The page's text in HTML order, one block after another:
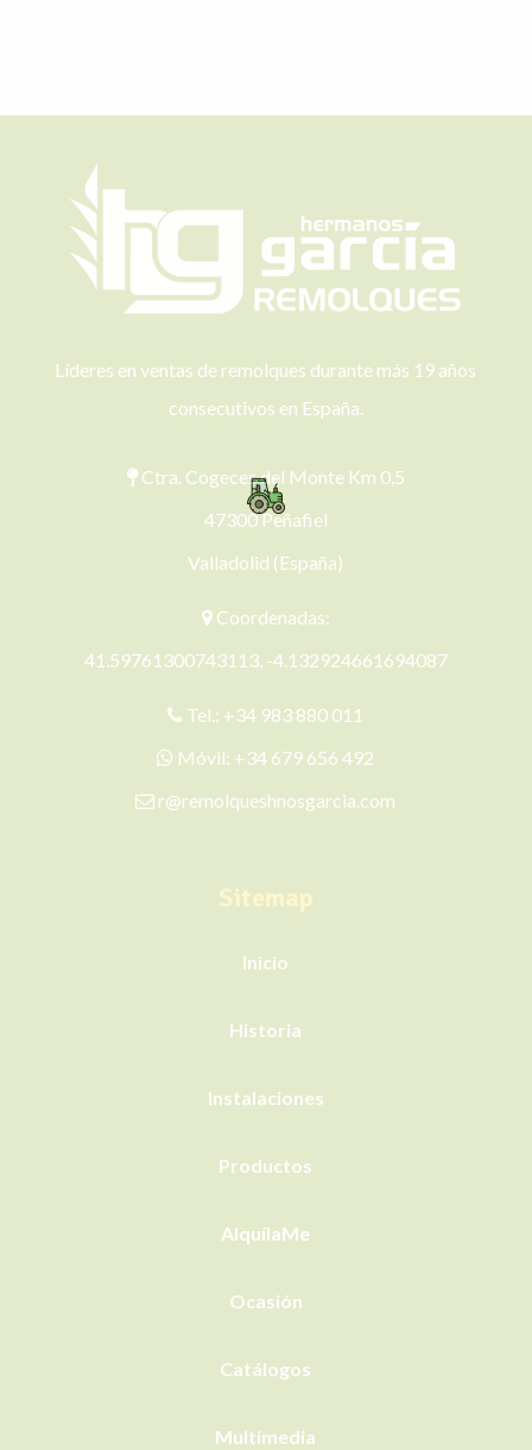
Líderes en ventas de remolques durante más 19 años
consecutivos en España.
Ctra. Cogeces del Monte Km 0,5
47300 Peñafiel
Valladolid (España)
Coordenadas:
41.59761300743113, -4.132924661694087
Tel.: +34 983 880 011
Móvil: +34 679 656 492
r@remolqueshnosgarcia.com
Sitemap
Inicio
Historia
Instalaciones
Productos
AlquílaMe
Ocasión
Catálogos
Multimedia